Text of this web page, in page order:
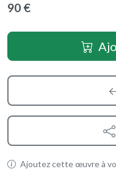
90 €
Ajoutez cette œuvre à